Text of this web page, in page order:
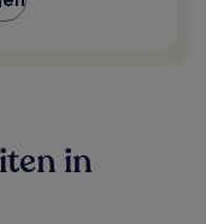
in